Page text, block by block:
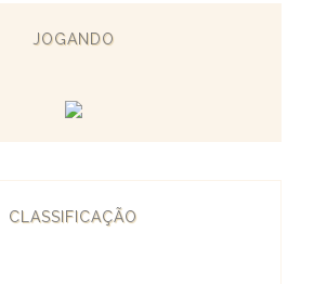
JOGANDO
CLASSIFICAÇÃO